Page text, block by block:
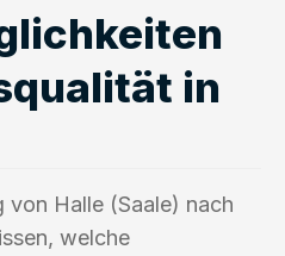
in
von Halle (Saale) nach
welche